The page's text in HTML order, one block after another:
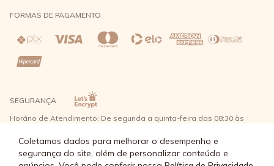
Coletamos dados para melhorar o desempenho e
segurança do site, além de personalizar conteúdo e
Direito de Arrependimento
Política de Privacidade
FORMAS DE PAGAMENTO
SEGURANÇA
Horário de Atendimento: De segunda a quinta-feira das 08:30 às
nível 2 - Bairro Capuava Mauá - São Paulo, CEP: 09380-115 - Água
Doce Comércio de Roupas e Acessórios Ltda - CNPJ: 57.484.768/0064-